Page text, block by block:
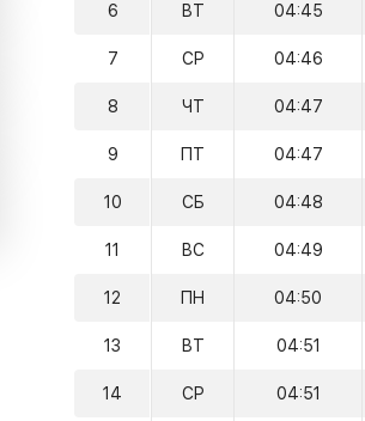
6 ВТ 04:45
7 СР 04:46
8 ЧТ 04:47
9 ПТ 04:47
10 СБ 04:48
11 ВС 04:49
12 ПН 04:50
13 ВТ 04:51
14 СР 04:51